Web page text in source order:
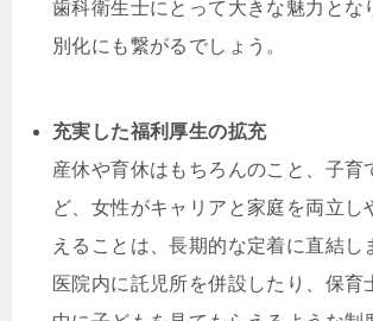
歯科衛生士にとって大きな魅力とな
別化にも繋がるでしょう。
充実した福利厚生の拡充
産休や育休はもちろんのこと、子育
ど、女性がキャリアと家庭を両立し
えることは、長期的な定着に直結し
医院内に託児所を併設したり、保育